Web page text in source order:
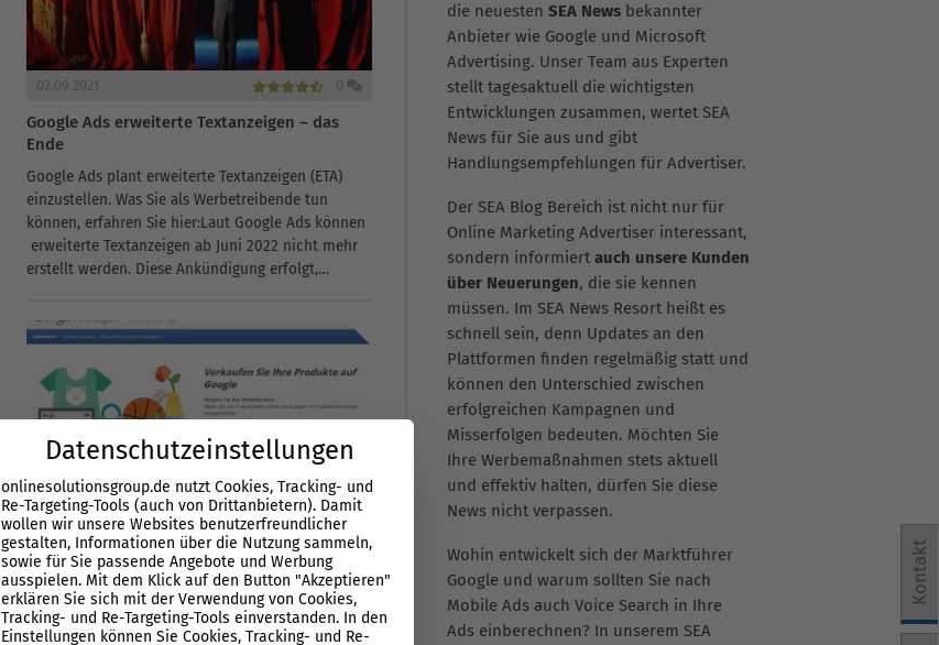
02.09.2021 0
Google Ads erweiterte Textanzeigen – das
Ende
Google Ads plant erweiterte Textanzeigen (ETA)
einzustellen. Was Sie als Werbetreibende tun
können, erfahren Sie hier:Laut Google Ads können
erweiterte Textanzeigen ab Juni 2022 nicht mehr
erstellt werden. Diese Ankündigung erfolgt,
21.08.2021 0
Bei Google Shopping anmelden: So
funktioniert’s!
Für viele Unternehmen ist Google Shopping
die neuesten SEA Newsbekannter
Anbieter wie Google und Microsoft
Advertising. Unser Team aus Experten
stellt tagesaktuell die wichtigsten
Entwicklungen zusammen, wertet SEA
News für Sie aus und gibt
Handlungsempfehlungen für Advertiser.
Der SEA Blog Bereich ist nicht nur für
Online Marketing Advertiser interessant,
sondern informiert auch unsere Kunden
über Neuerungen, die sie kennen
müssen. Im SEA News Resort heißt es
schnell sein, denn Updates an den
Plattformen finden regelmäßig statt und
können den Unterschied zwischen
erfolgreichen Kampagnen und
Misserfolgen bedeuten. Möchten Sie
Ihre Werbemaßnahmen stets aktuell
und effektiv halten, dürfen Sie diese
News nicht verpassen.
Wohin entwickelt sich der Marktführer
Google und warum sollten Sie nach
Mobile Ads auch Voice Search in Ihre
Ads einberechnen? In unserem SEA
Kontakt
Datenschutzeinstellungen
onlinesolutionsgroup.de nutzt Cookies, Tracking- und
Re-Targeting-Tools (auch von Drittanbietern). Damit
wollen wir unsere Websites benutzerfreundlicher
gestalten, Informationen über die Nutzung sammeln,
sowie für Sie passende Angebote und Werbung
ausspielen. Mit dem Klick auf den Button "Akzeptieren"
erklären Sie sich mit der Verwendung von Cookies,
Tracking- und Re-Targeting-Tools einverstanden. In den
Einstellungen können Sie Cookies, Tracking- und Re-